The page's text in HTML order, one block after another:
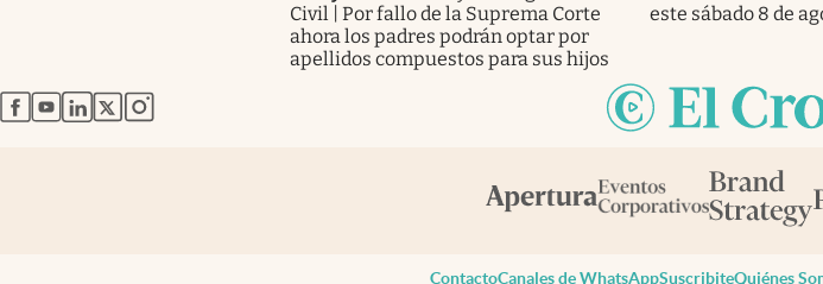
Civil | Por fallo de la Suprema Corte
ahora los padres podrán optar por
apellidos compuestos para sus hijos
este sábado 8 de
abre en nueva pestaña
abre en nueva pestaña
abre en nueva pestaña
abre en nueva pestaña
abre en nueva pestaña
ContactoCanales de WhatsAppSuscribiteQuiénes